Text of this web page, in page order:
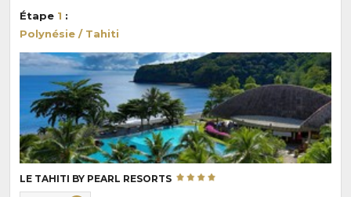
Étape 1 :
Polynésie / Tahiti
LE TAHITI BY PEARL RESORTS